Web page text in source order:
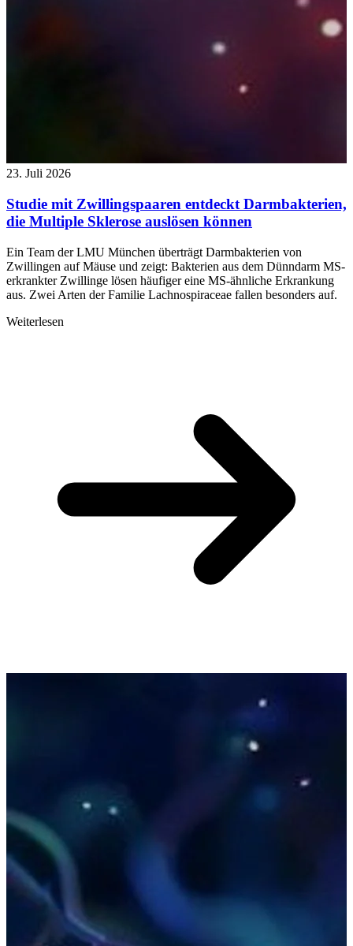
23. Juli 2026
Studie mit Zwillingspaaren entdeckt Darmbakterien,
die Multiple Sklerose auslösen können
Ein Team der LMU München überträgt Darmbakterien von
Zwillingen auf Mäuse und zeigt: Bakterien aus dem Dünndarm MS-
erkrankter Zwillinge lösen häufiger eine MS-ähnliche Erkrankung
aus. Zwei Arten der Familie Lachnospiraceae fallen besonders auf.
Weiterlesen